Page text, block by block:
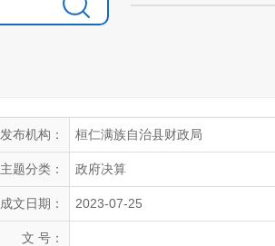
发布机构： 桓仁满族自治县财政局
主题分类： 政府决算
成文日期： 2023-07-25
文 号：